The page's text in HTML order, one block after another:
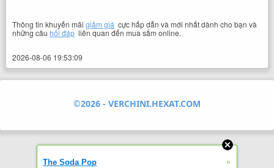
Thông tin khuyến mãi giảm giá cực hấp dẫn và mới nhất dành cho bạn và
những câu hỏi đáp liên quan đến mua sắm online.
2026-08-06 19:53:09
©2026 - VERCHINI.HEXAT.COM
The Soda Pop »